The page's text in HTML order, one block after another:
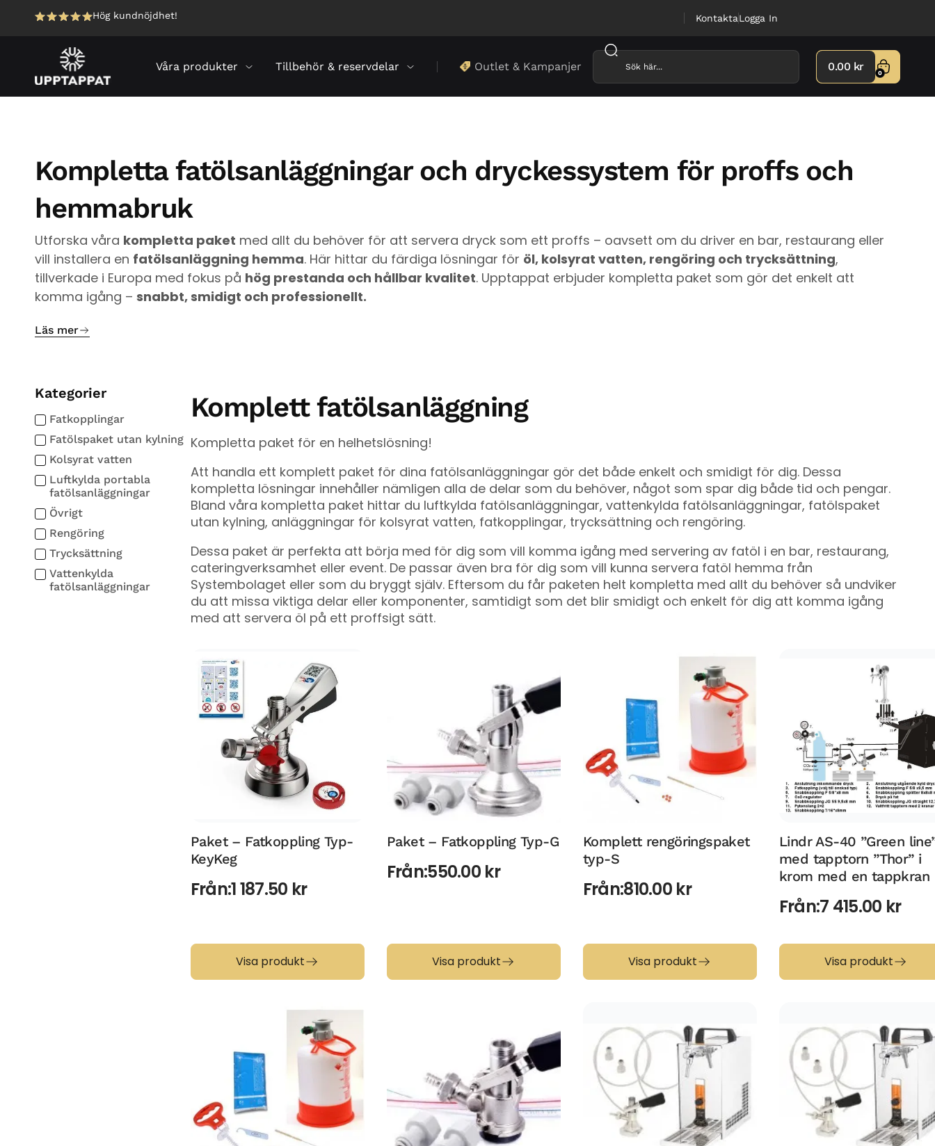
Hög kundnöjdhet! KontaktaLogga In
Våra produkter Tillbehör & reservdelar Outlet & Kampanjer 0.00 kr 0
Kompletta fatölsanläggningar och dryckessystem för proffs och
hemmabruk
Utforska våra kompletta paket med allt du behöver för att servera dryck som ett proffs – oavsett om du driver en bar, restaurang eller
vill installera en fatölsanläggning hemma. Här hittar du färdiga lösningar för öl, kolsyrat vatten, rengöring och trycksättning,
tillverkade i Europa med fokus på hög prestanda och hållbar kvalitet. Upptappat erbjuder kompletta paket som gör det enkelt att
komma igång – snabbt, smidigt och professionellt.
Läs mer
Kategorier
Fatkopplingar
Fatölspaket utan kylning
Kolsyrat vatten
Luftkylda portabla
fatölsanläggningar
Övrigt
Rengöring
Trycksättning
Vattenkylda
fatölsanläggningar
Komplett fatölsanläggning
Kompletta paket för en helhetslösning!
Att handla ett komplett paket för dina fatölsanläggningar gör det både enkelt och smidigt för dig. Dessa
kompletta lösningar innehåller nämligen alla de delar som du behöver, något som spar dig både tid och pengar.
Bland våra kompletta paket hittar du luftkylda fatölsanläggningar, vattenkylda fatölsanläggningar, fatölspaket
utan kylning, anläggningar för kolsyrat vatten, fatkopplingar, trycksättning och rengöring.
Dessa paket är perfekta att börja med för dig som vill komma igång med servering av fatöl i en bar, restaurang,
cateringverksamhet eller event. De passar även bra för dig som vill kunna servera fatöl hemma från
Systembolaget eller som du bryggt själv. Eftersom du får paketen helt kompletta med allt du behöver så undviker
du att missa viktiga delar eller komponenter, samtidigt som det blir smidigt och enkelt för dig att komma igång
med att servera öl på ett proffsigt sätt.
Paket – Fatkoppling Typ-
KeyKeg
Från:1 187.50 kr
Visa produkt
Paket – Fatkoppling Typ-G
Från:550.00 kr
Visa produkt
Komplett rengöringspaket
typ-S
Från:810.00 kr
Visa produkt
Lindr AS-40 ”Green
med tapptorn ”Thor” i
krom med en tappkran
Från:7 415.00 kr
Visa produkt